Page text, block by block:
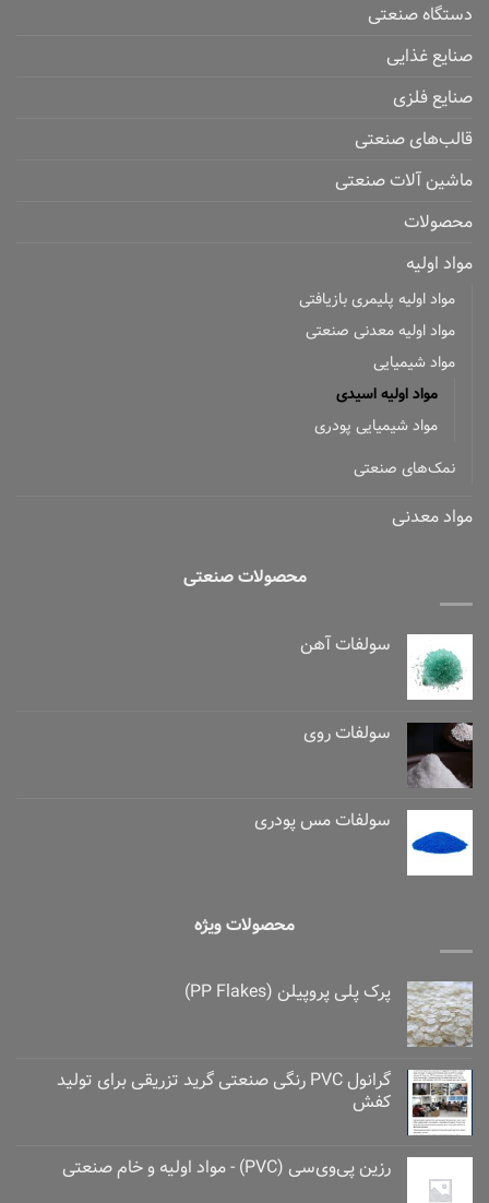
دستگاه صنعتی
صنایع غذایی
صنایع فلزی
قالب‌های صنعتی
ماشین آلات صنعتی
محصولات
مواد اولیه
مواد اولیه پلیمری بازیافتی
مواد اولیه معدنی صنعتی
مواد شیمیایی
مواد اولیه اسیدی
مواد شیمیایی پودری
نمک‌های صنعتی
مواد معدنی
محصولات صنعتی
سولفات آهن
سولفات روی
سولفات مس پودری
محصولات ویژه
پرک پلی پروپیلن (PP Flakes)
گرانول PVC رنگی صنعتی گرید تزریقی برای تولید
کفش
رزین پی‌وی‌سی (PVC) - مواد اولیه و خام صنعتی